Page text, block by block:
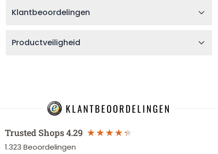
Klantbeoordelingen
Productveiligheid
KLANTBEOORDELINGEN
Trusted Shops4.29
1.323 Beoordelingen